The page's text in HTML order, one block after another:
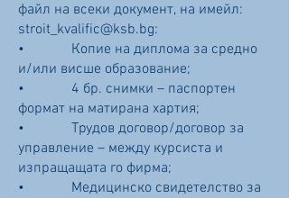
файл на всеки документ, на имейл:
stroit_kvalific@ksb.bg:
• Копие на диплома за средно
и/или висше образование;
• 4 бр. снимки – паспортен
формат на матирана хартия;
• Трудов договор/договор за
управление – между курсиста и
изпращащата го фирма;
• Медицинско свидетелство за